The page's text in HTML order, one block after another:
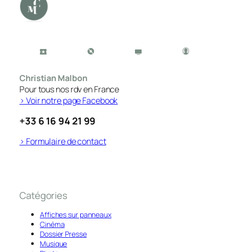
Christian Malbon
Pour tous nos rdv en France
> Voir notre page Facebook
+33 6 16 94 21 99
> Formulaire de contact
Catégories
Affiches sur panneaux
Cinéma
Dossier Presse
Musique